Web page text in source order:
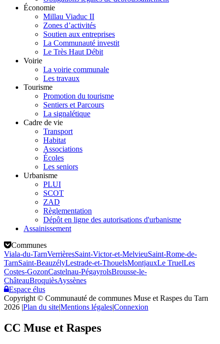
Économie
Millau Viaduc II
Zones d’activités
Soutien aux entreprises
La Communauté investit
Le Très Haut Débit
Voirie
La voirie communale
Les travaux
Tourisme
Promotion du tourisme
Sentiers et Parcours
La signalétique
Cadre de vie
Transport
Habitat
Associations
Écoles
Les seniors
Urbanisme
PLUI
SCOT
ZAD
Règlementation
Dépôt en ligne des autorisations d'urbanisme
Assainissement
Communes
Viala-du-TarnVerrièresSaint-Victor-et-MelvieuSaint-Rome-de-
TarnSaint-BeauzélyLestrade-et-ThouelsMontjauxLe TruelLes
Costes-GozonCastelnau-PégayrolsBrousse-le-
ChâteauBroquièsAyssènes
Espace élus
Copyright © Communauté de communes Muse et Raspes du Tarn
2026 |Plan du site|Mentions légales|Connexion
CC Muse et Raspes